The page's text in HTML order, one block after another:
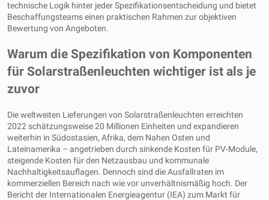
technische Logik hinter jeder Spezifikationsentscheidung und bietet
Beschaffungsteams einen praktischen Rahmen zur objektiven
Bewertung von Angeboten.
Warum die Spezifikation von Komponenten
für Solarstraßenleuchten wichtiger ist als je
zuvor
Die weltweiten Lieferungen von Solarstraßenleuchten erreichten
2022 schätzungsweise 20 Millionen Einheiten und expandieren
weiterhin in Südostasien, Afrika, dem Nahen Osten und
Lateinamerika – angetrieben durch sinkende Kosten für PV-Module,
steigende Kosten für den Netzausbau und kommunale
Nachhaltigkeitsauflagen. Dennoch sind die Ausfallraten im
kommerziellen Bereich nach wie vor unverhältnismäßig hoch. Der
Bericht der Internationalen Energieagentur (IEA) zum Markt für